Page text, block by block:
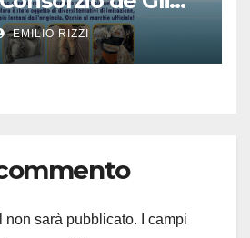
Forte dei
EMILIO RIZZI
non sarà pubblicato.
I campi